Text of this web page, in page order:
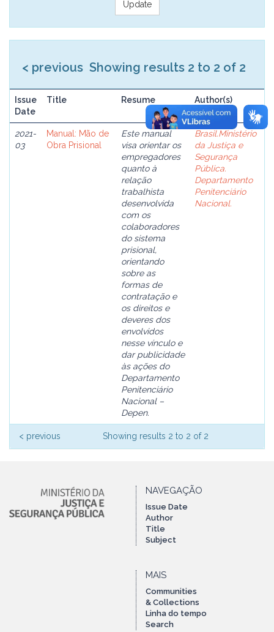
Showing results 2 to 2 of 2
< previous
Issue
Date
Title Resume Author(s)
2021-
03
Manual: Mão de
Obra Prisional
Este manual
visa orientar os
empregadores
quanto à
relação
trabalhista
desenvolvida
com os
colaboradores
do sistema
prisional,
orientando
sobre as
formas de
contratação e
os direitos e
deveres dos
envolvidos
nesse vínculo e
dar publicidade
às ações do
Departamento
Penitenciário
Nacional –
Depen.
Brasil.Ministério
da Justiça e
Segurança
Pública.
Departamento
Penitenciário
Nacional.
Showing results 2 to 2 of 2
< previous
NAVEGAÇÃO
Issue Date
Author
Title
Subject
MAIS
Communities
& Collections
Linha do tempo
Search